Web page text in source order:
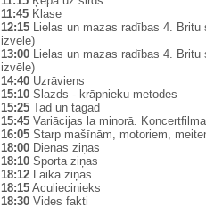
11:45Klase
12:15Lielas un mazas radības 4. Britu
izvēle)
13:00Lielas un mazas radības 4. Britu
izvēle)
14:40Uzrāviens
15:10Slazds - krāpnieku metodes
15:25Tad un tagad
15:45Variācijas la minorā.
16:05Starp mašīnām, motoriem,
18:00Dienas ziņas
18:10Sporta ziņas
18:12Laika ziņas
18:15Aculiecinieks
18:30Vides fakti